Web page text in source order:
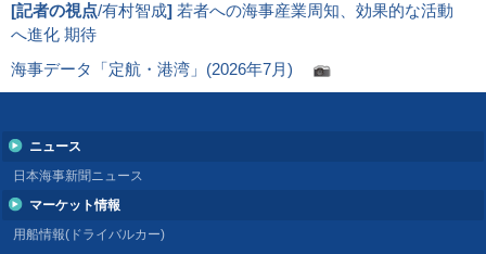
[記者の視点/有村智成] 若者への海事産業周知、効果的な活動
へ進化 期待
海事データ「定航・港湾」(2026年7月)
ニュース
日本海事新聞ニュース
マーケット情報
用船情報(ドライバルカー)